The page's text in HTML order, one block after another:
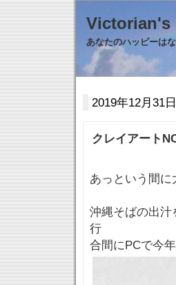
あなたのハッピーは
2019年12月31
クレイアート
あっという間
沖縄そばの出汁
行
合間にPCで今